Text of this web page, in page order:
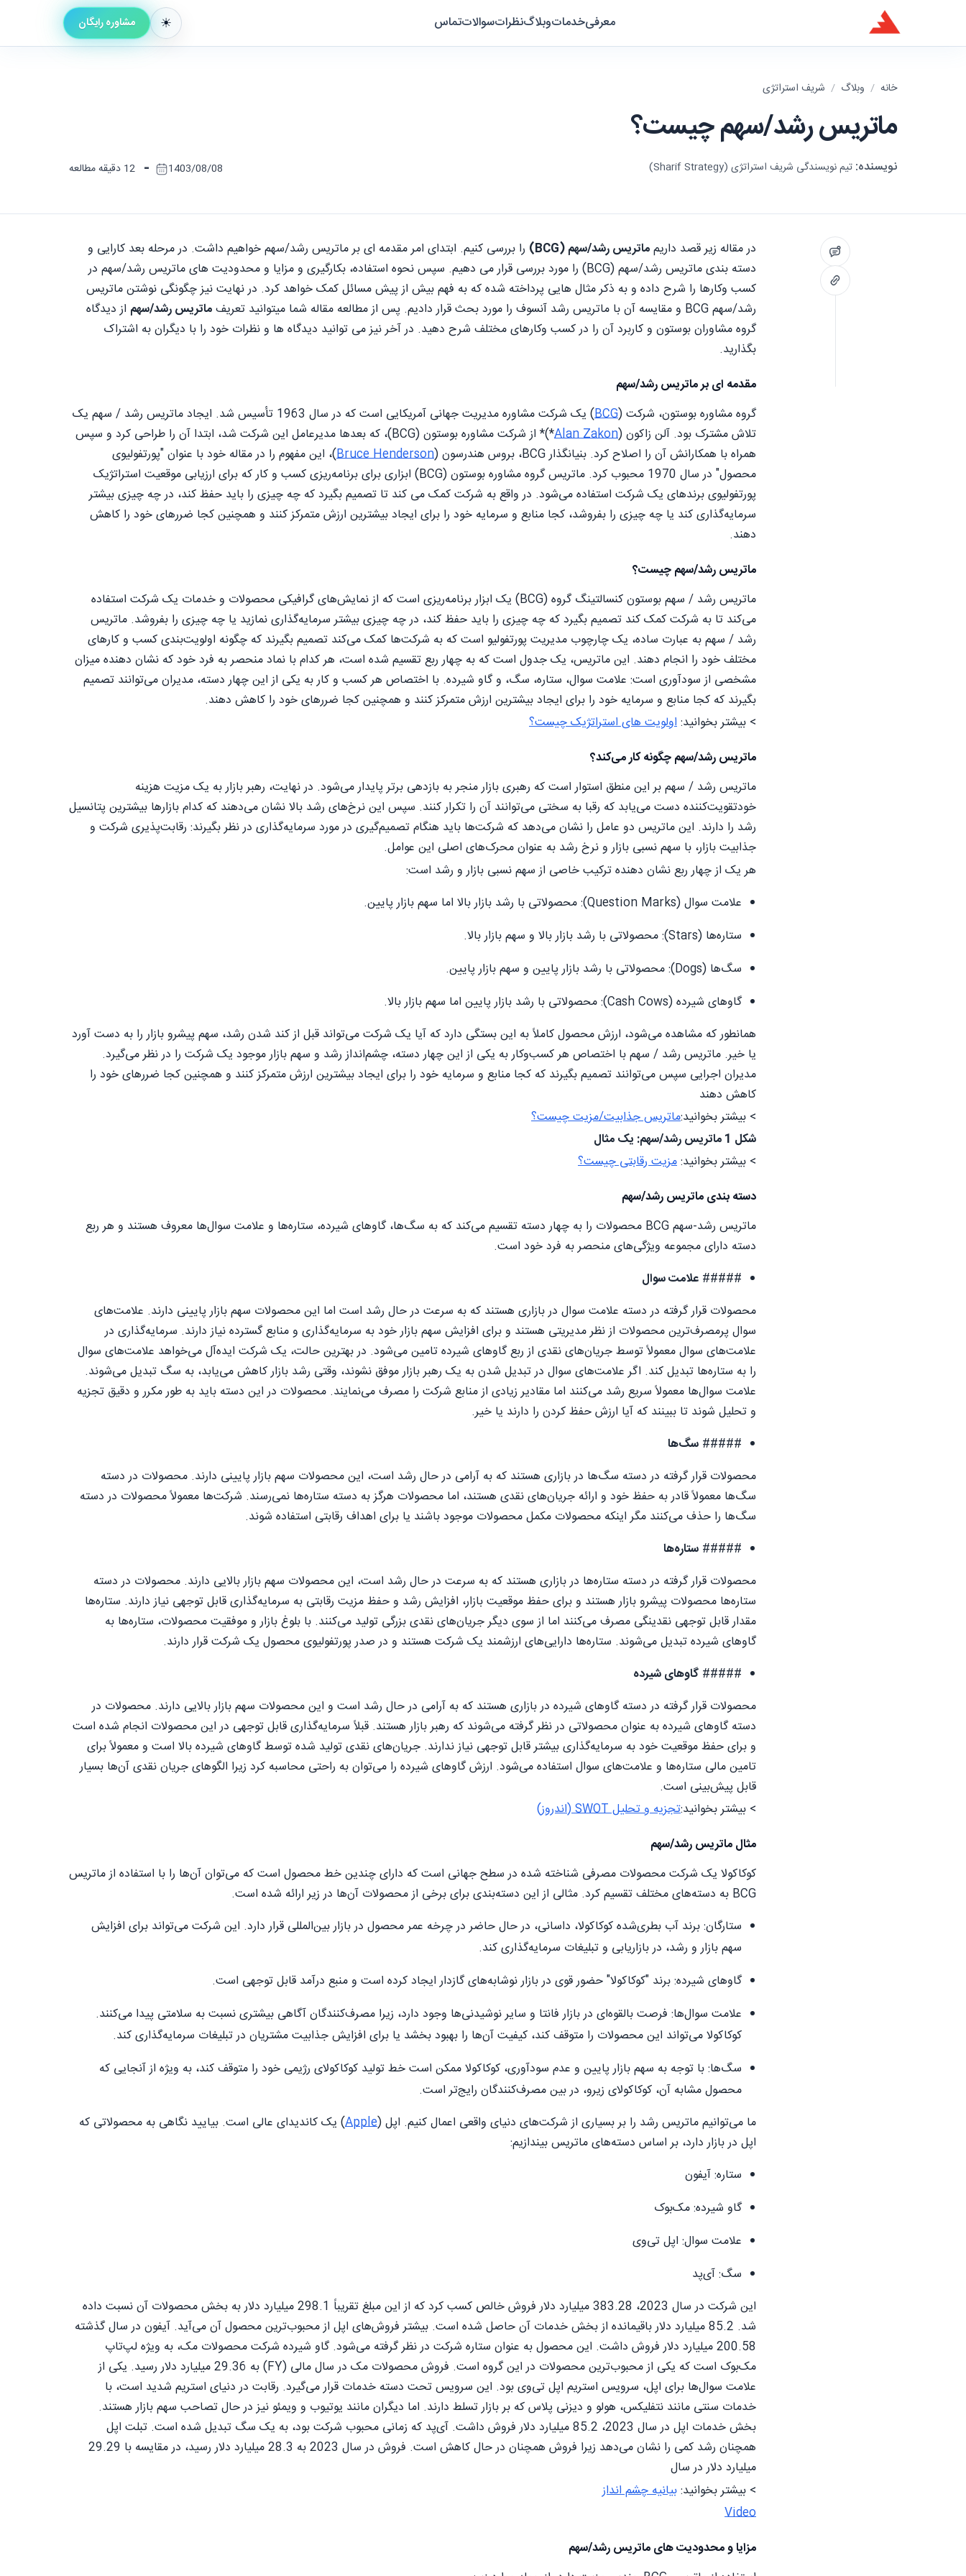
معرفیخدماتوبلاگنظراتسوالاتتماس مشاوره رایگان
خانه / وبلاگ / شریف استراتژی
ماتریس رشد/سهم چیست؟
نویسنده: تیم نویسندگی شریف استراتژی (Sharif Strategy) 1403/08/08
- 12 دقیقه مطالعه
در مقاله زیر قصد داریمماتریس رشد/سهم (BCG)
را بررسی کنیم. ابتدای امر مقدمه ای بر ماتریس رشد/سهم خواهیم داشت. در مرحله بعد کارایی و
دسته بندی ماتریس رشد/سهم (BCG) را مورد بررسی قرار می دهیم. سپس نحوه استفاده، بکارگیری و مزایا و محدودیت های ماتریس رشد/سهم در
کسب وکارها را شرح داده و به ذکر مثال هایی پرداخته شده که به فهم بیش از پیش مسائل کمک خواهد کرد. در نهایت نیز چگونگی نوشتن ماتریس
رشد/سهم BCG و مقایسه آن با ماتریس رشد آنسوف را مورد بحث قرار دادیم. پس از مطالعه مقاله شما میتوانید تعریف
ماتریس رشد/سهم از دیدگاه
گروه مشاوران بوستون و کاربرد آن را در کسب وکارهای مختلف شرح دهید. در آخر نیز می توانید دیدگاه ها و نظرات خود را با دیگران به اشتراک
بگذارید.
مقدمه ای بر ماتریس رشد/سهم
گروه مشاوره بوستون، شرکت (BCG
) یک شرکت مشاوره مدیریت جهانی آمریکایی است که در سال 1963 تأسیس شد. ایجاد ماتریس رشد / سهم یک
تلاش مشترک بود. آلن زاکون (Alan Zakon
*)* از شرکت مشاوره بوستون (BCG)، که بعدها مدیرعامل این شرکت شد، ابتدا آن را طراحی کرد و سپس
همراه با همکارانش آن را اصلاح کرد. بنیانگذار BCG، بروس هندرسون (
Bruce Henderson)، این مفهوم را در مقاله خود با عنوان "پورتفولیوی
محصول" در سال 1970 محبوب کرد. ماتریس گروه مشاوره بوستون (BCG) ابزاری برای برنامه‌ریزی کسب‌ و کار که برای ارزیابی موقعیت استراتژیک
پورتفولیوی برندهای یک شرکت استفاده می‌شود. در واقع به شرکت کمک می کند تا تصمیم بگیرد که چه چیزی را باید حفظ کند، در چه چیزی بیشتر
سرمایه‌گذاری کند یا چه چیزی را بفروشد، کجا منابع و سرمایه خود را برای ایجاد بیشترین ارزش متمرکز کنند و همچنین کجا ضررهای خود را کاهش
دهند.
ماتریس رشد/سهم چیست؟
ماتریس رشد / سهم بوستون کنسالتینگ گروه (BCG) یک ابزار برنامه‌ریزی است که از نمایش‌های گرافیکی محصولات و خدمات یک شرکت استفاده
می‌کند تا به شرکت کمک کند تصمیم بگیرد که چه چیزی را باید حفظ کند، در چه چیزی بیشتر سرمایه‌گذاری نمازید یا چه چیزی را بفروشد. ماتریس
رشد / سهم به عبارت ساده، یک چارچوب مدیریت پورتفولیو است که به شرکت‌ها کمک می‌کند تصمیم بگیرند که چگونه اولویت‌بندی کسب‌ و کارهای
مختلف خود را انجام دهند. این ماتریس، یک جدول است که به چهار ربع تقسیم شده است، هر کدام با نماد منحصر به فرد خود که نشان دهنده میزان
مشخصی از سودآوری است: علامت سوال، ستاره، سگ، و گاو شیرده. با اختصاص هر کسب‌ و کار به یکی از این چهار دسته، مدیران می‌توانند تصمیم
بگیرند که کجا منابع و سرمایه خود را برای ایجاد بیشترین ارزش متمرکز کنند و همچنین کجا ضررهای خود را کاهش دهند.
> بیشتر بخوانید:اولویت های استراتژیک چیست؟
ماتریس رشد/سهم چگونه کار می‌کند؟
ماتریس رشد / سهم بر این منطق استوار است که رهبری بازار منجر به بازدهی برتر پایدار می‌شود. در نهایت، رهبر بازار به یک مزیت هزینه
خودتقویت‌کننده دست می‌یابد که رقبا به سختی می‌توانند آن را تکرار کنند. سپس این نرخ‌های رشد بالا نشان می‌دهند که کدام بازارها بیشترین پتانسیل
رشد را دارند. این ماتریس دو عامل را نشان می‌دهد که شرکت‌ها باید هنگام تصمیم‌گیری در مورد سرمایه‌گذاری در نظر بگیرند: رقابت‌پذیری شرکت و
جذابیت بازار، با سهم نسبی بازار و نرخ رشد به عنوان محرک‌های اصلی این عوامل.
هر یک از چهار ربع نشان دهنده ترکیب خاصی از سهم نسبی بازار و رشد است:
علامت سوال (Question Marks): محصولاتی با رشد بازار بالا اما سهم بازار پایین.
ستاره‌ها (Stars): محصولاتی با رشد بازار بالا و سهم بازار بالا.
سگ‌ها (Dogs): محصولاتی با رشد بازار پایین و سهم بازار پایین.
گاوهای شیرده (Cash Cows): محصولاتی با رشد بازار پایین اما سهم بازار بالا.
همانطور که مشاهده می‌شود، ارزش محصول کاملاً به این بستگی دارد که آیا یک شرکت می‌تواند قبل از کند شدن رشد، سهم پیشرو بازار را به دست آورد
یا خیر. ماتریس رشد / سهم با اختصاص هر کسب‌وکار به یکی از این چهار دسته، چشم‌انداز رشد و سهم بازار موجود یک شرکت را در نظر می‌گیرد.
مدیران اجرایی سپس می‌توانند تصمیم بگیرند که کجا منابع و سرمایه خود را برای ایجاد بیشترین ارزش متمرکز کنند و همچنین کجا ضررهای خود را
کاهش دهند
> بیشتر بخوانید:ماتریس جذابیت/مزیت چیست؟
شکل 1 ماتریس رشد/سهم: یک مثال
> بیشتر بخوانید:مزیت رقابتی چیست؟
دسته بندی ماتریس رشد/سهم
ماتریس رشد-سهم BCG محصولات را به چهار دسته تقسیم می‌کند که به سگ‌ها، گاوهای شیرده، ستاره‌ها و علامت سوال‌ها معروف هستند و هر ربع
دسته دارای مجموعه ویژگی‌های منحصر به فرد خود است.
##### علامت سوال
محصولات قرار گرفته در دسته علامت سوال در بازاری هستند که به سرعت در حال رشد است اما این محصولات سهم بازار پایینی دارند. علامت‌های
سوال پرمصرف‌ترین محصولات از نظر مدیریتی هستند و برای افزایش سهم بازار خود به سرمایه‌گذاری و منابع گسترده نیاز دارند. سرمایه‌گذاری در
علامت‌های سوال معمولاً توسط جریان‌های نقدی از ربع گاوهای شیرده تامین می‌شود. در بهترین حالت، یک شرکت ایده‌آل می‌خواهد علامت‌های سوال
را به ستاره‌ها تبدیل کند. اگر علامت‌های سوال در تبدیل شدن به یک رهبر بازار موفق نشوند، وقتی رشد بازار کاهش می‌یابد، به سگ تبدیل می‌شوند.
علامت سوال‌ها معمولاً سریع رشد می‌کنند اما مقادیر زیادی از منابع شرکت را مصرف می‌نمایند. محصولات در این دسته باید به طور مکرر و دقیق تجزیه
و تحلیل شوند تا ببینند که آیا ارزش حفظ کردن را دارند یا خیر.
##### سگ‌ها
محصولات قرار گرفته در دسته سگ‌ها در بازاری هستند که به آرامی در حال رشد است، این محصولات سهم بازار پایینی دارند. محصولات در دسته
سگ‌ها معمولاً قادر به حفظ خود و ارائه جریان‌های نقدی هستند، اما محصولات هرگز به دسته ستاره‌ها نمی‌رسند. شرکت‌ها معمولاً محصولات در دسته
سگ‌ها را حذف می‌کنند مگر اینکه محصولات مکمل محصولات موجود باشند یا برای اهداف رقابتی استفاده شوند.
##### ستاره‌ها
محصولات قرار گرفته در دسته ستاره‌ها در بازاری هستند که به سرعت در حال رشد است، این محصولات سهم بازار بالایی دارند. محصولات در دسته
ستاره‌ها محصولات پیشرو بازار هستند و برای حفظ موقعیت بازار، افزایش رشد و حفظ مزیت رقابتی به سرمایه‌گذاری قابل توجهی نیاز دارند. ستاره‌ها
مقدار قابل توجهی نقدینگی مصرف می‌کنند اما از سوی دیگر جریان‌های نقدی بزرگی تولید می‌کنند. با بلوغ بازار و موفقیت محصولات، ستاره‌ها به
گاوهای شیرده تبدیل می‌شوند. ستاره‌ها دارایی‌های ارزشمند یک شرکت هستند و در صدر پورتفولیوی محصول یک شرکت قرار دارند.
##### گاوهای شیرده
محصولات قرار گرفته در دسته گاوهای شیرده در بازاری هستند که به آرامی در حال رشد است و این محصولات سهم بازار بالایی دارند. محصولات در
دسته گاوهای شیرده به عنوان محصولاتی در نظر گرفته می‌شوند که رهبر بازار هستند. قبلاً سرمایه‌گذاری قابل توجهی در این محصولات انجام شده است
و برای حفظ موقعیت خود به سرمایه‌گذاری بیشتر قابل توجهی نیاز ندارند. جریان‌های نقدی تولید شده توسط گاوهای شیرده بالا است و معمولاً برای
تامین مالی ستاره‌ها و علامت‌های سوال استفاده می‌شود. ارزش گاوهای شیرده را می‌توان به راحتی محاسبه کرد زیرا الگوهای جریان نقدی آن‌ها بسیار
قابل پیش‌بینی است.
> بیشتر بخوانید:تجزیه و تحلیل SWOT (اندروز)
مثال‌ ماتریس رشد/سهم
کوکاکولا یک شرکت محصولات مصرفی شناخته شده در سطح جهانی است که دارای چندین خط محصول است که می‌توان آن‌ها را با استفاده از ماتریس
BCG به دسته‌های مختلف تقسیم کرد. مثالی از این دسته‌بندی برای برخی از محصولات آن‌ها در زیر ارائه شده است.
ستارگان: برند آب بطری‌شده کوکاکولا، داسانی، در حال حاضر در چرخه عمر محصول در بازار بین‌المللی قرار دارد. این شرکت می‌تواند برای افزایش
سهم بازار و رشد، در بازاریابی و تبلیغات سرمایه‌گذاری کند.
گاوهای شیرده: برند "کوکاکولا" حضور قوی در بازار نوشابه‌های گازدار ایجاد کرده است و منبع درآمد قابل توجهی است.
علامت سوال‌ها: فرصت بالقوه‌ای در بازار فانتا و سایر نوشیدنی‌ها وجود دارد، زیرا مصرف‌کنندگان آگاهی بیشتری نسبت به سلامتی پیدا می‌کنند.
کوکاکولا می‌تواند این محصولات را متوقف کند، کیفیت آن‌ها را بهبود بخشد یا برای افزایش جذابیت مشتریان در تبلیغات سرمایه‌گذاری کند.
سگ‌ها: با توجه به سهم بازار پایین و عدم سودآوری، کوکاکولا ممکن است خط تولید کوکاکولای رژیمی خود را متوقف کند، به ویژه از آنجایی که
محصول مشابه آن، کوکاکولای زیرو، در بین مصرف‌کنندگان رایج‌تر است.
ما می‌توانیم ماتریس رشد را بر بسیاری از شرکت‌های دنیای واقعی اعمال کنیم. اپل (Apple) یک کاندیدای عالی است. بیایید نگاهی به محصولاتی که
اپل در بازار دارد، بر اساس دسته‌های ماتریس بیندازیم:
ستاره: آیفون
گاو شیرده: مک‌بوک
علامت سوال: اپل تی‌وی
سگ: آی‌پد
این شرکت در سال 2023، 383.28 میلیارد دلار فروش خالص کسب کرد که از این مبلغ تقریباً 298.1 میلیارد دلار به بخش محصولات آن نسبت داده
شد. 85.2 میلیارد دلار باقیمانده از بخش خدمات آن حاصل شده است. بیشتر فروش‌های اپل از محبوب‌ترین محصول آن می‌آید. آیفون در سال گذشته
200.58 میلیارد دلار فروش داشت. این محصول به عنوان ستاره شرکت در نظر گرفته می‌شود. گاو شیرده شرکت محصولات مک، به ویژه لپ‌تاپ
مک‌بوک است که یکی از محبوب‌ترین محصولات در این گروه است. فروش محصولات مک در سال مالی (FY) به 29.36 میلیارد دلار رسید. یکی از
علامت سوال‌ها برای اپل، سرویس استریم اپل تی‌وی بود. این سرویس تحت دسته خدمات قرار می‌گیرد. رقابت در دنیای استریم شدید است، با
خدمات سنتی مانند نتفلیکس، هولو و دیزنی پلاس که بر بازار تسلط دارند. اما دیگران مانند یوتیوب و ویمئو نیز در حال تصاحب سهم بازار هستند.
بخش خدمات اپل در سال 2023، 85.2 میلیارد دلار فروش داشت. آی‌پد که زمانی محبوب شرکت بود، به یک سگ تبدیل شده است. تبلت اپل
همچنان رشد کمی را نشان می‌دهد زیرا فروش همچنان در حال کاهش است. فروش در سال 2023 به 28.3 میلیارد دلار رسید، در مقایسه با 29.29
میلیارد دلار در سال
> بیشتر بخوانید:بیانیه چشم انداز
Video
مزایا و محدودیت های ماتریس رشد/سهم